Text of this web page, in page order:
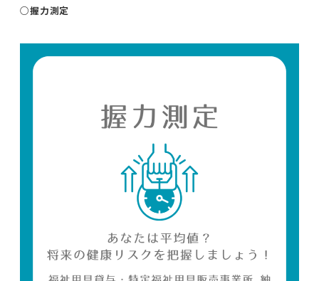
○握力測定